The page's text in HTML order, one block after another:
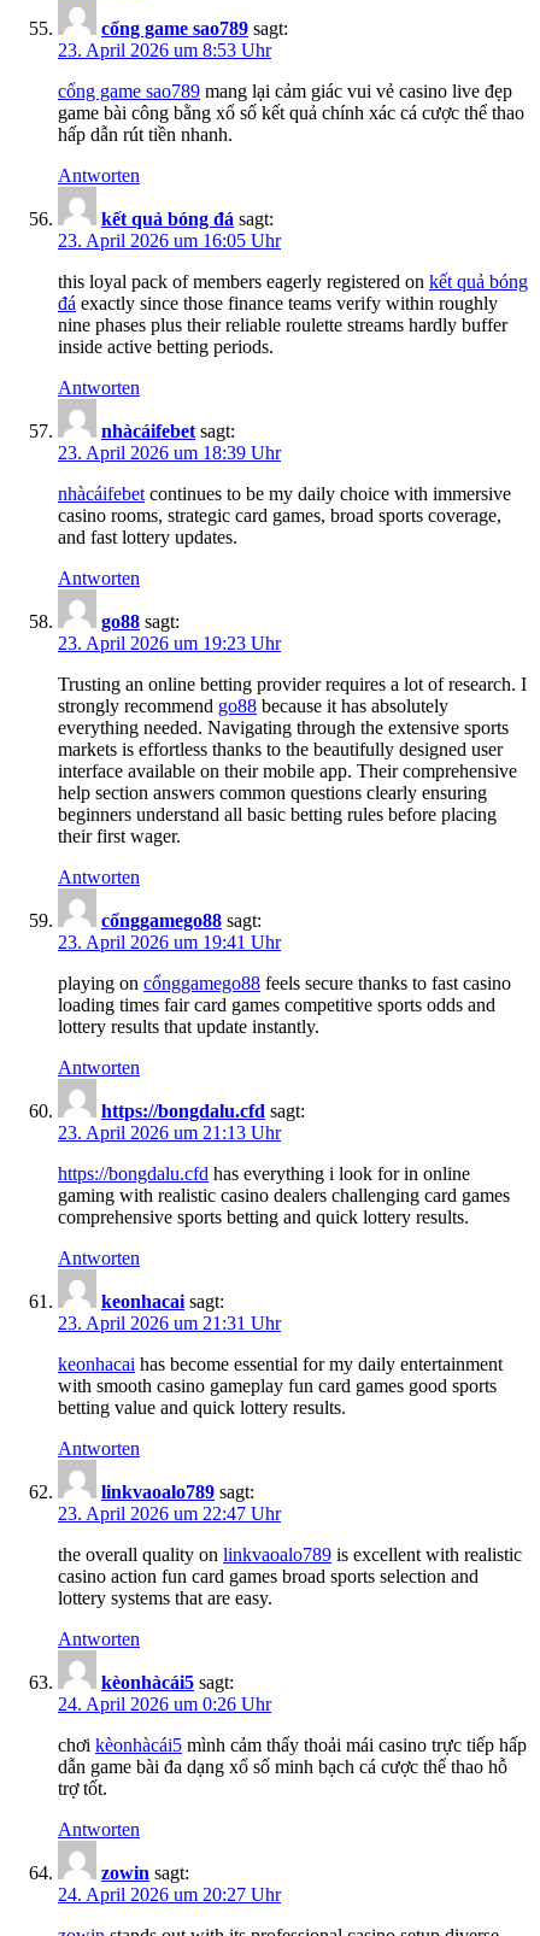
c​ổn​g ga​me​ s​a​o7​8​9 sagt:
23. April 2026 um 8:53 Uhr
cổng ​gam​e ​sa​o​7​89 mang lại cảm giác vui vẻ casino live đẹp
game bài công bằng xổ số kết quả chính xác cá cược thể thao
hấp dẫn rút tiền nhanh.
Antworten
kết​ ​q​u​ả ​bóng ​đ​á sagt:
23. April 2026 um 16:05 Uhr
this loyal pack of members eagerly registered on k​ế​t​ ​q​u​ả​ bóng​
​đá exactly since those finance teams verify within roughly
nine phases plus their reliable roulette streams hardly buffer
inside active betting periods.
Antworten
n​h​à​c​ái​fe​b​e​t sagt:
23. April 2026 um 18:39 Uhr
nh​à​cáifeb​et continues to be my daily choice with immersive
casino rooms, strategic card games, broad sports coverage,
and fast lottery updates.
Antworten
g​o88 sagt:
23. April 2026 um 19:23 Uhr
Trusting an online betting provider requires a lot of research. I
strongly recommend g​o​88 because it has absolutely
everything needed. Navigating through the extensive sports
markets is effortless thanks to the beautifully designed user
interface available on their mobile app. Their comprehensive
help section answers common questions clearly ensuring
beginners understand all basic betting rules before placing
their first wager.
Antworten
c​ổngg​a​meg​o88 sagt:
23. April 2026 um 19:41 Uhr
playing on c​ổn​ggam​eg​o88 feels secure thanks to fast casino
loading times fair card games competitive sports odds and
lottery results that update instantly.
Antworten
http​s​:/​/​b​ong​d​a​l​u.​cfd sagt:
23. April 2026 um 21:13 Uhr
h​t​t​p​s:​//b​on​g​d​alu.​c​f​d has everything i look for in online
gaming with realistic casino dealers challenging card games
comprehensive sports betting and quick lottery results.
Antworten
k​eo​n​hac​ai sagt:
23. April 2026 um 21:31 Uhr
keon​hac​ai has become essential for my daily entertainment
with smooth casino gameplay fun card games good sports
betting value and quick lottery results.
Antworten
li​n​k​v​aoalo7​8​9 sagt:
23. April 2026 um 22:47 Uhr
the overall quality on li​nkvao​a​lo​789 is excellent with realistic
casino action fun card games broad sports selection and
lottery systems that are easy.
Antworten
k​è​on​h​àcá​i​5 sagt:
24. April 2026 um 0:26 Uhr
chơi k​è​o​nh​àcá​i5 mình cảm thấy thoải mái casino trực tiếp hấp
dẫn game bài đa dạng xổ số minh bạch cá cược thể thao hỗ
trợ tốt.
Antworten
z​owin sagt:
24. April 2026 um 20:27 Uhr